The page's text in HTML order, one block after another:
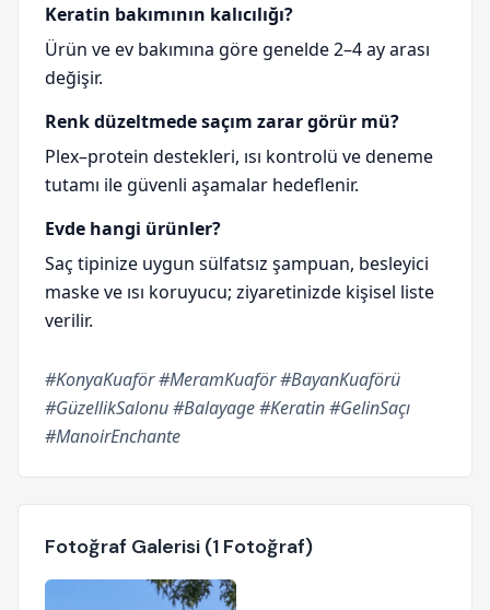
Keratin bakımının kalıcılığı?
Ürün ve ev bakımına göre genelde 2–4 ay arası
değişir.
Renk düzeltmede saçım zarar görür mü?
Plex–protein destekleri, ısı kontrolü ve deneme
tutamı ile güvenli aşamalar hedeflenir.
Evde hangi ürünler?
Saç tipinize uygun sülfatsız şampuan, besleyici
maske ve ısı koruyucu; ziyaretinizde kişisel liste
verilir.
#KonyaKuaför #MeramKuaför #BayanKuaförü
#GüzellikSalonu #Balayage #Keratin #GelinSaçı
#ManoirEnchante
Fotoğraf Galerisi (1 Fotoğraf)